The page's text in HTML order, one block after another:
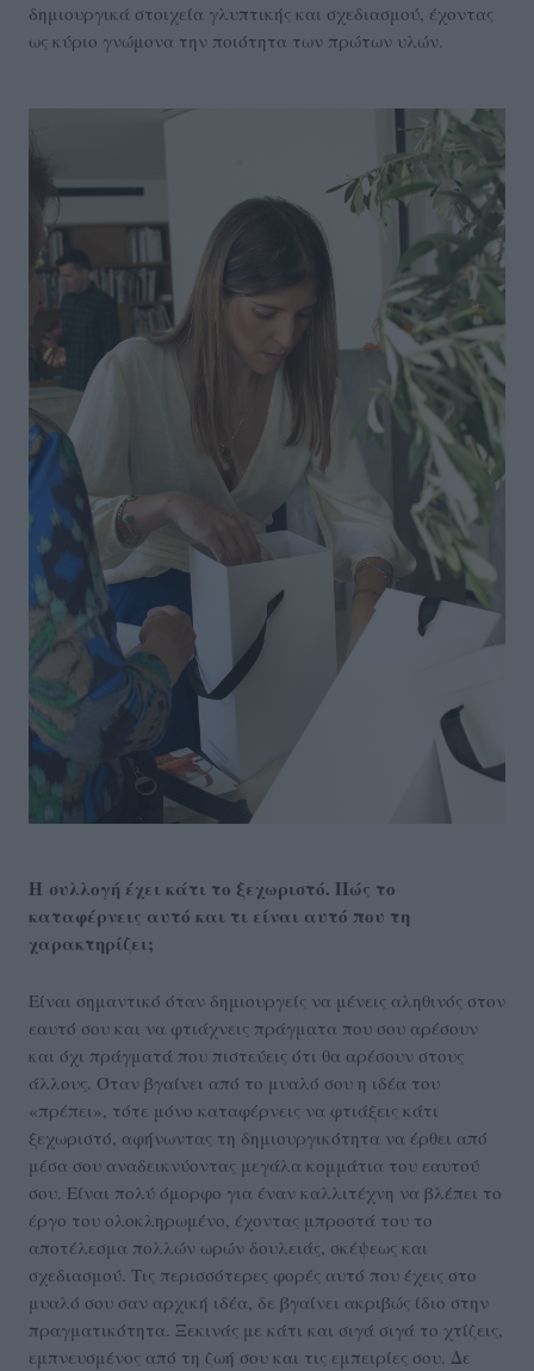
δημιουργικά στοιχεία γλυπτικής και σχεδιασμού, έχοντας
ως κύριο γνώμονα την ποιότητα των πρώτων υλών.
H συλλογή έχει κάτι το ξεχωριστό. Πώς το
καταφέρνεις αυτό και τι είναι αυτό που τη
χαρακτηρίζει;
Είναι σημαντικό όταν δημιουργείς να μένεις αληθινός στον
εαυτό σου και να φτιάχνεις πράγματα που σου αρέσουν
και όχι πράγματά που πιστεύεις ότι θα αρέσουν στους
άλλους. Όταν βγαίνει από το μυαλό σου η ιδέα του
«πρέπει», τότε μόνο καταφέρνεις να φτιάξεις κάτι
ξεχωριστό, αφήνωντας τη δημιουργικότητα να έρθει από
μέσα σου αναδεικνύοντας μεγάλα κομμάτια του εαυτού
σου. Είναι πολύ όμορφο για έναν καλλιτέχνη να βλέπει το
έργο του ολοκληρωμένο, έχοντας μπροστά του το
αποτέλεσμα πολλών ωρών δουλειάς, σκέψεως και
σχεδιασμού. Τις περισσότερες φορές αυτό που έχεις στο
μυαλό σου σαν αρχική ιδέα, δε βγαίνει ακριβώς ίδιο στην
πραγματικότητα. Ξεκινάς με κάτι και σιγά σιγά το χτίζεις,
εμπνευσμένος από τη ζωή σου και τις εμπειρίες σου. Δε